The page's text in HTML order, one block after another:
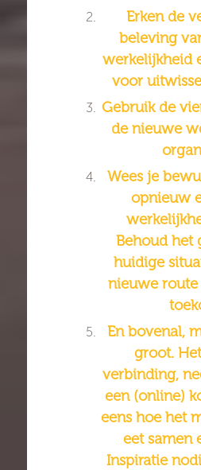
Erken de
beleving
werkelijkheid
voor
Gebruik de
de nieuwe
Wees je
opnieuw
Behoud het
huidige
nieuwe
En bovenal,
groot.
verbinding,
een (online)
eens hoe het
eet samen
Inspiratie